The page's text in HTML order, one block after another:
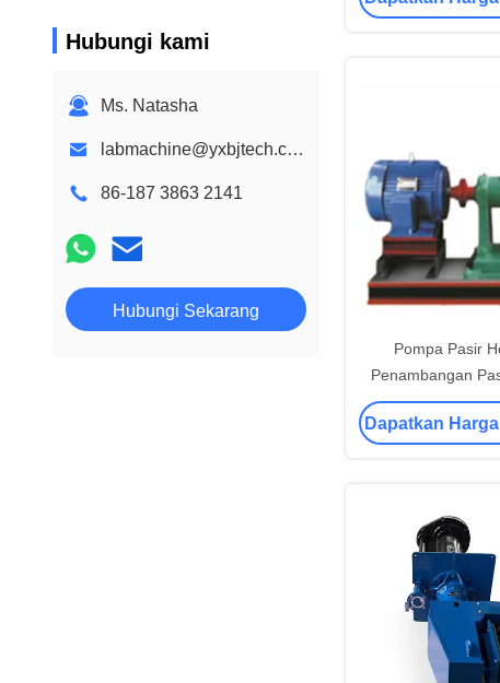
habis pakai
Hubungi kami
Ms. Natasha
labmachine@yxbjtech.com
86-187 3863 2141
Hubungi Sekarang
Pompa Pasir
Penambangan
Untuk Industri
Dapatkan